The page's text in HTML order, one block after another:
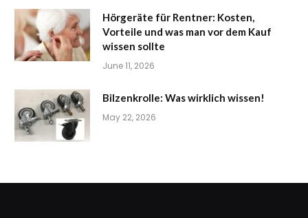
Hörgeräte für Rentner: Kosten,
Vorteile und was man vor dem Kauf
wissen sollte
June 11, 2026
Bilzenkrolle: Was wirklich wissen!
May 22, 2026